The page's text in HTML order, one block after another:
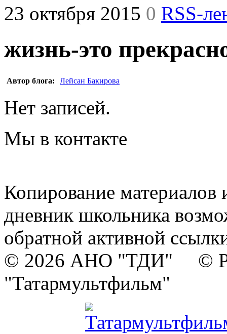
23 октября 2015 0 RSS-
жизнь-это
Автор блога: Лейсан Бакирова
Нет записей.
Мы в контакте
Копирование материалов
дневник школьника
обратной активной
© 2026 АНО "ТДИ" ©
"Татармультфильм"